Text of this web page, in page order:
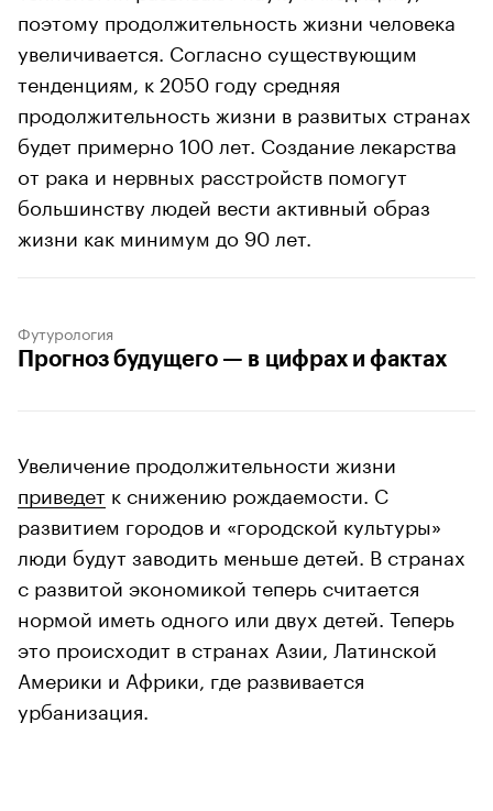
поэтому продолжительность жизни человека
увеличивается. Согласно существующим
тенденциям, к 2050 году средняя
продолжительность жизни в развитых странах
будет примерно 100 лет. Создание лекарства
от рака и нервных расстройств помогут
большинству людей вести активный образ
жизни как минимум до 90 лет.
Футурология
Прогноз будущего — в цифрах и фактах
Увеличение продолжительности жизни
приведет к снижению рождаемости. С
развитием городов и «городской культуры»
люди будут заводить меньше детей. В странах
с развитой экономикой теперь считается
нормой иметь одного или двух детей. Теперь
это происходит в странах Азии, Латинской
Америки и Африки, где развивается
урбанизация.